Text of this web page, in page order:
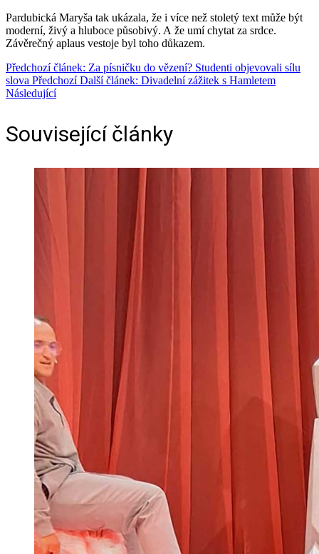
Pardubická Maryša tak ukázala, že i více než stoletý text může být
moderní, živý a hluboce působivý. A že umí chytat za srdce.
Závěrečný aplaus vestoje byl toho důkazem.
Předchozí článek: Za písničku do vězení? Studenti objevovali sílu
slova Předchozí Další článek: Divadelní zážitek s Hamletem
Následující
Související články